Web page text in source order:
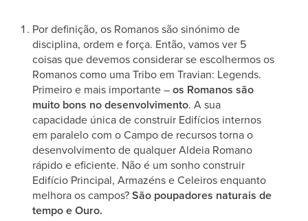
Por definição, os Romanos são sinónimo de
disciplina, ordem e força. Então, vamos ver 5
coisas que devemos considerar se escolhermos os
Romanos como uma Tribo em Travian: Legends.
Primeiro e mais importante –os Romanos são
muito bons no desenvolvimento. A sua
capacidade única de construir Edifícios internos
em paralelo com o Campo de recursos torna o
desenvolvimento de qualquer Aldeia Romano
rápido e eficiente. Não é um sonho construir
Edifício Principal, Armazéns e Celeiros enquanto
melhora os campos?São poupadores naturais de
tempo e Ouro.